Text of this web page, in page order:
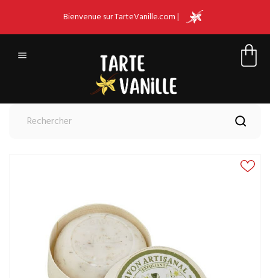
Bienvenue sur TarteVanille.com |
